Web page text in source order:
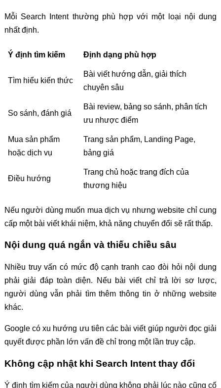
Mỗi Search Intent thường phù hợp với một loại nội dung
nhất định.
Ý định tìm kiếm Định dạng phù hợp
Tìm hiểu kiến thức
Bài viết hướng dẫn, giải thích
chuyên sâu
So sánh, đánh giá
Bài review, bảng so sánh, phân tích
ưu nhược điểm
Mua sản phẩm
hoặc dịch vụ
Trang sản phẩm, Landing Page,
bảng giá
Điều hướng
Trang chủ hoặc trang đích của
thương hiệu
Nếu người dùng muốn mua dịch vụ nhưng website chỉ cung
cấp một bài viết khái niệm, khả năng chuyển đổi sẽ rất thấp.
Nội dung quá ngắn và thiếu chiều sâu
Nhiều truy vấn có mức độ cạnh tranh cao đòi hỏi nội dung
phải giải đáp toàn diện. Nếu bài viết chỉ trả lời sơ lược,
người dùng vẫn phải tìm thêm thông tin ở những website
khác.
Google có xu hướng ưu tiên các bài viết giúp người đọc giải
quyết được phần lớn vấn đề chỉ trong một lần truy cập.
Không cập nhật khi Search Intent thay đổi
Ý định tìm kiếm của người dùng không phải lúc nào cũng cố